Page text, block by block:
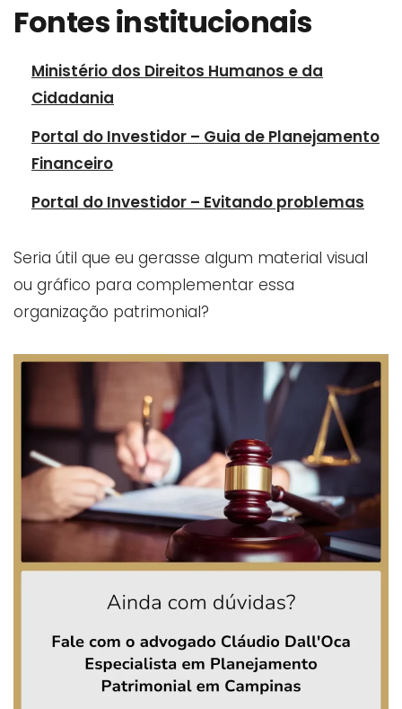
Fontes institucionais
Ministério dos Direitos Humanos e da
Cidadania
Portal do Investidor – Guia de Planejamento
Financeiro
Portal do Investidor – Evitando problemas
Seria útil que eu gerasse algum material visual
ou gráfico para complementar essa
organização patrimonial?